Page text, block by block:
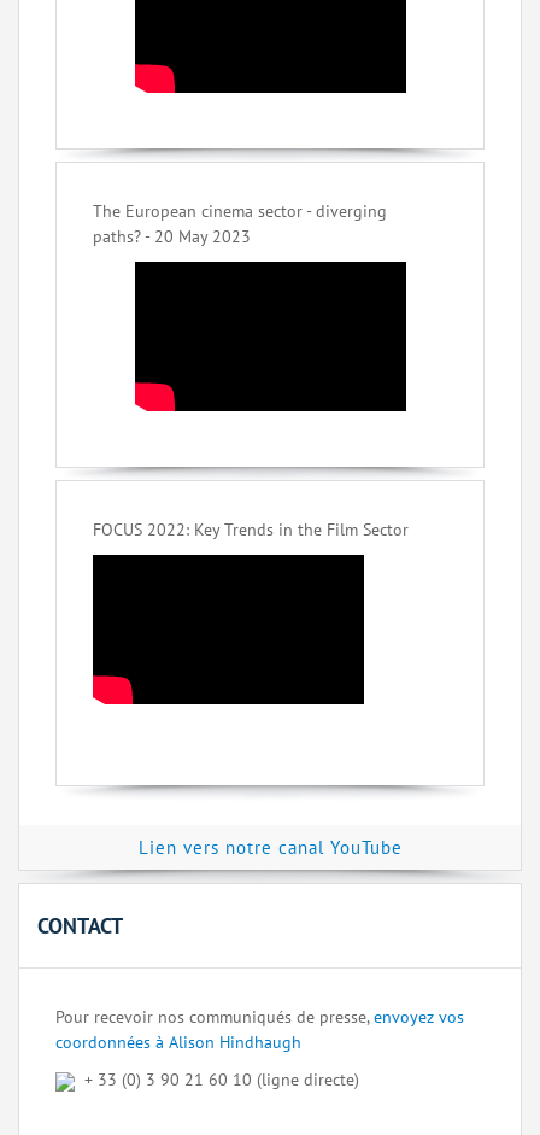
The European cinema sector - diverging
paths? - 20 May 2023
FOCUS 2022: Key Trends in the Film Sector
Lien vers notre canal YouTube
CONTACT
Pour recevoir nos communiqués de presse,envoyez vos
coordonnées à Alison Hindhaugh
+ 33 (0) 3 90 21 60 10 (ligne directe)